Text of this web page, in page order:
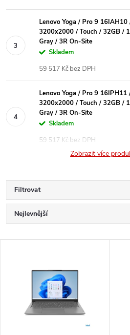
Lenovo Yoga / Pro 9
3200x2000 / Touch / 32GB /
Gray / 3R On-Site
Skladem
59 517 Kč bez DPH
Lenovo Yoga / Pro 9
3200x2000 / Touch / 32GB /
Gray / 3R On-Site
Skladem
59 517 Kč bez DPH
Zobrazit více
Filtrovat
Ř
a
Nejlevnější
Abecedně